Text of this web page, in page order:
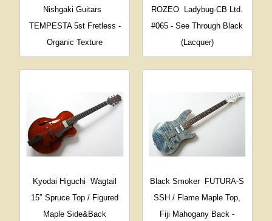
Nishgaki Guitars
TEMPESTA 5st Fretless -
Organic Texture
ROZEO
Ladybug-CB Ltd.
#065 - See Through Black
(Lacquer)
Kyodai Higuchi
Wagtail
15″ Spruce Top / Figured
Maple Side&Back
Black Smoker FUTURA-S
SSH / Flame Maple Top,
Fiji Mahogany Back -